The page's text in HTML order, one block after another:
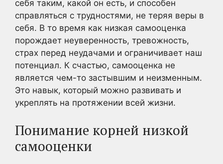
себя таким, какой он есть, и способен
справляться с трудностями, не теряя веры в
себя. В то время как низкая самооценка
порождает неуверенность, тревожность,
страх перед неудачами и ограничивает наш
потенциал. К счастью, самооценка не
является чем-то застывшим и неизменным.
Это навык, который можно развивать и
укреплять на протяжении всей жизни.
Понимание корней низкой
самооценки